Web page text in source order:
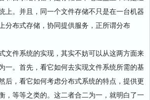
上。并且，同一个文件存储不只是在一台机器
分布式存储，协同提供服务，正所谓分布
文件系统的实现，其实不妨可以从这两方面来
一。首先，看它如何去实现文件系统所需的基
后，看它如何考虑分布式系统的特点，提供更
，等等之类的。这二者合二为一，就明白了一